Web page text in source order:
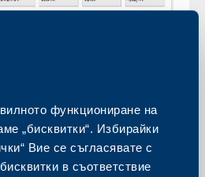
функциониране на
„бисквитки“. Избирайки
Вие се съгласявате с
в съответствие